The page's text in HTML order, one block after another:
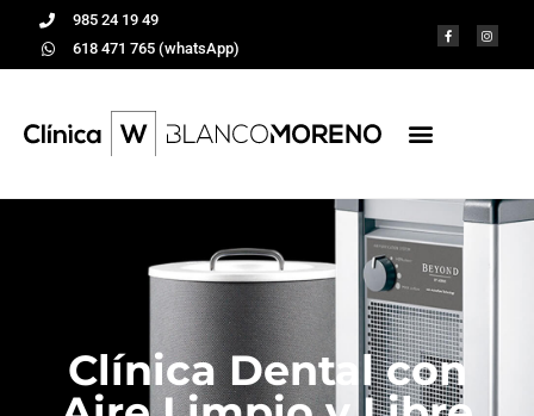
985 24 19 49
618 471 765 (whatsApp)
Clínica Dental con